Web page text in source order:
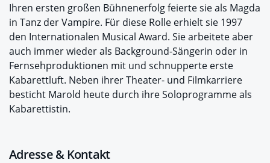
Ihren ersten großen Bühnenerfolg feierte sie als Magda
in Tanz der Vampire. Für diese Rolle erhielt sie 1997
den Internationalen Musical Award. Sie arbeitete aber
auch immer wieder als Background-Sängerin oder in
Fernsehproduktionen mit und schnupperte erste
Kabarettluft. Neben ihrer Theater- und Filmkarriere
besticht Marold heute durch ihre Soloprogramme als
Kabarettistin.
Adresse & Kontakt